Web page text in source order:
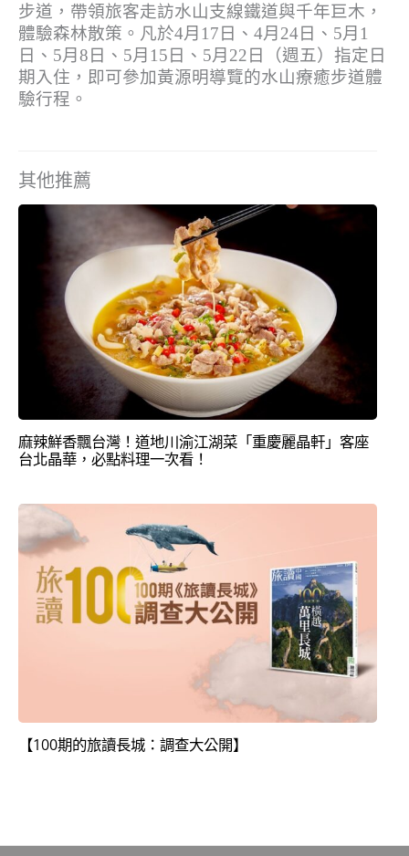
步道，帶領旅客走訪水山支線鐵道與千年巨木，
體驗森林散策。凡於4月17日、4月24日、5月1
日、5月8日、5月15日、5月22日（週五）指定日
期入住，即可參加黃源明導覽的水山療癒步道體
驗行程。
其他推薦
麻辣鮮香飄台灣！道地川渝江湖菜「重慶麗晶軒」客座
台北晶華，必點料理一次看！
【100期的旅讀長城：調查大公開】